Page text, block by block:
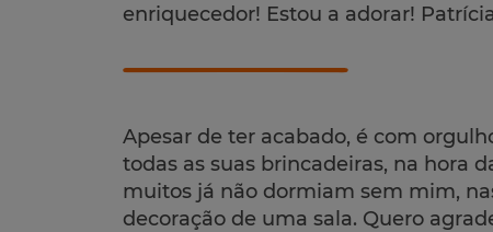
enriquecedor! Estou a adorar!
Apesar de ter acabado, é com
todas as suas brincadeiras, na hora
muitos já não dormiam sem mim,
decoração de uma sala. Quero